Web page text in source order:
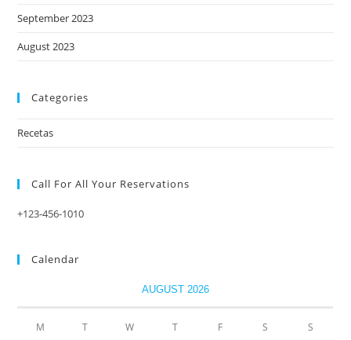
September 2023
August 2023
Categories
Recetas
Call For All Your​ Reservations
+123-456-1010
Calendar
AUGUST 2026
M T W T F S S